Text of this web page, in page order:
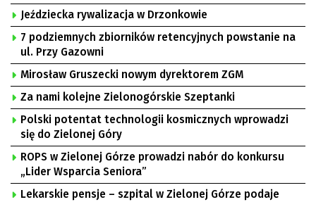
Jeździecka rywalizacja w Drzonkowie
7 podziemnych zbiorników retencyjnych powstanie na
ul. Przy Gazowni
Mirosław Gruszecki nowym dyrektorem ZGM
Za nami kolejne Zielonogórskie Szeptanki
Polski potentat technologii kosmicznych wprowadzi
się do Zielonej Góry
ROPS w Zielonej Górze prowadzi nabór do konkursu
„Lider Wsparcia Seniora”
Lekarskie pensje – szpital w Zielonej Górze podaje